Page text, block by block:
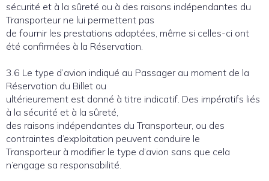
sécurité et à la sûreté ou à des raisons indépendantes du
Transporteur ne lui permettent pas
de fournir les prestations adaptées, même si celles-ci ont
été confirmées à la Réservation.
3.6 Le type d’avion indiqué au Passager au moment de la
Réservation du Billet ou
ultérieurement est donné à titre indicatif. Des impératifs liés
à la sécurité et à la sûreté,
des raisons indépendantes du Transporteur, ou des
contraintes d’exploitation peuvent conduire le
Transporteur à modifier le type d’avion sans que cela
n’engage sa responsabilité.